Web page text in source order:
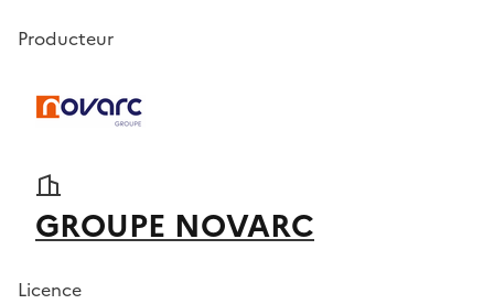
Producteur
GROUPE NOVARC
Licence